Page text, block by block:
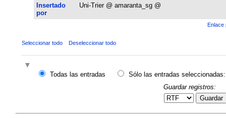
Insertado
por
Uni-Trier @ amaranta_sg @
Enlace
Seleccionar todo Deseleccionar todo
Todas las entradas
Sólo las entradas seleccionadas:
Guardar registros:
Guardar